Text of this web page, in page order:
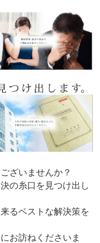
ざいませんか？
の糸口を見つけ出し
るベストな解決策を
お訪ねくださいま